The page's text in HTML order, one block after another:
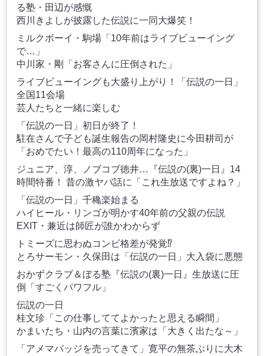
る塾・田辺が感慨
西川きよしが披露した伝説に一同大爆笑！
ミルクボーイ・駒場「10年前はライブビューイング
で…」
中川家・剛「お客さんに圧倒された」
ライブビューイングも大盛り上がり！「伝説の一日」
全国11会場
芸人たちと一緒に楽しむ
「伝説の一日」初日が終了！
駐在さんで子ども誕生報告の岡村隆史に今田耕司が
「おめでたい！最高の110周年になった」
ジュニア、淳、ノブコブ徳井…『伝説の(裏)一日』14
時間特番！ 昔の激ヤバ話に「これ生放送ですよね？」
「伝説の一日」千穐楽始まる
ハイヒール・リンゴが明かす40年前の父親の伝説
EXIT・兼近は師匠が誰かわからず
トミーズに思わぬコンビ格差が発覚⁉
とろサーモン・久保田は「伝説の一日」大入袋に悪態
おかずクラブ＆ぼる塾『伝説の(裏)一日』生放送に圧
倒「すごくパワフル」
伝説の一日
桂文珍「この仕事しててよかったと思える瞬間」
かまいたち・山内の言葉に濱家は「大きく出たな～」
「アメマバッジを売ってきて」寛平の無茶ぶりに大木